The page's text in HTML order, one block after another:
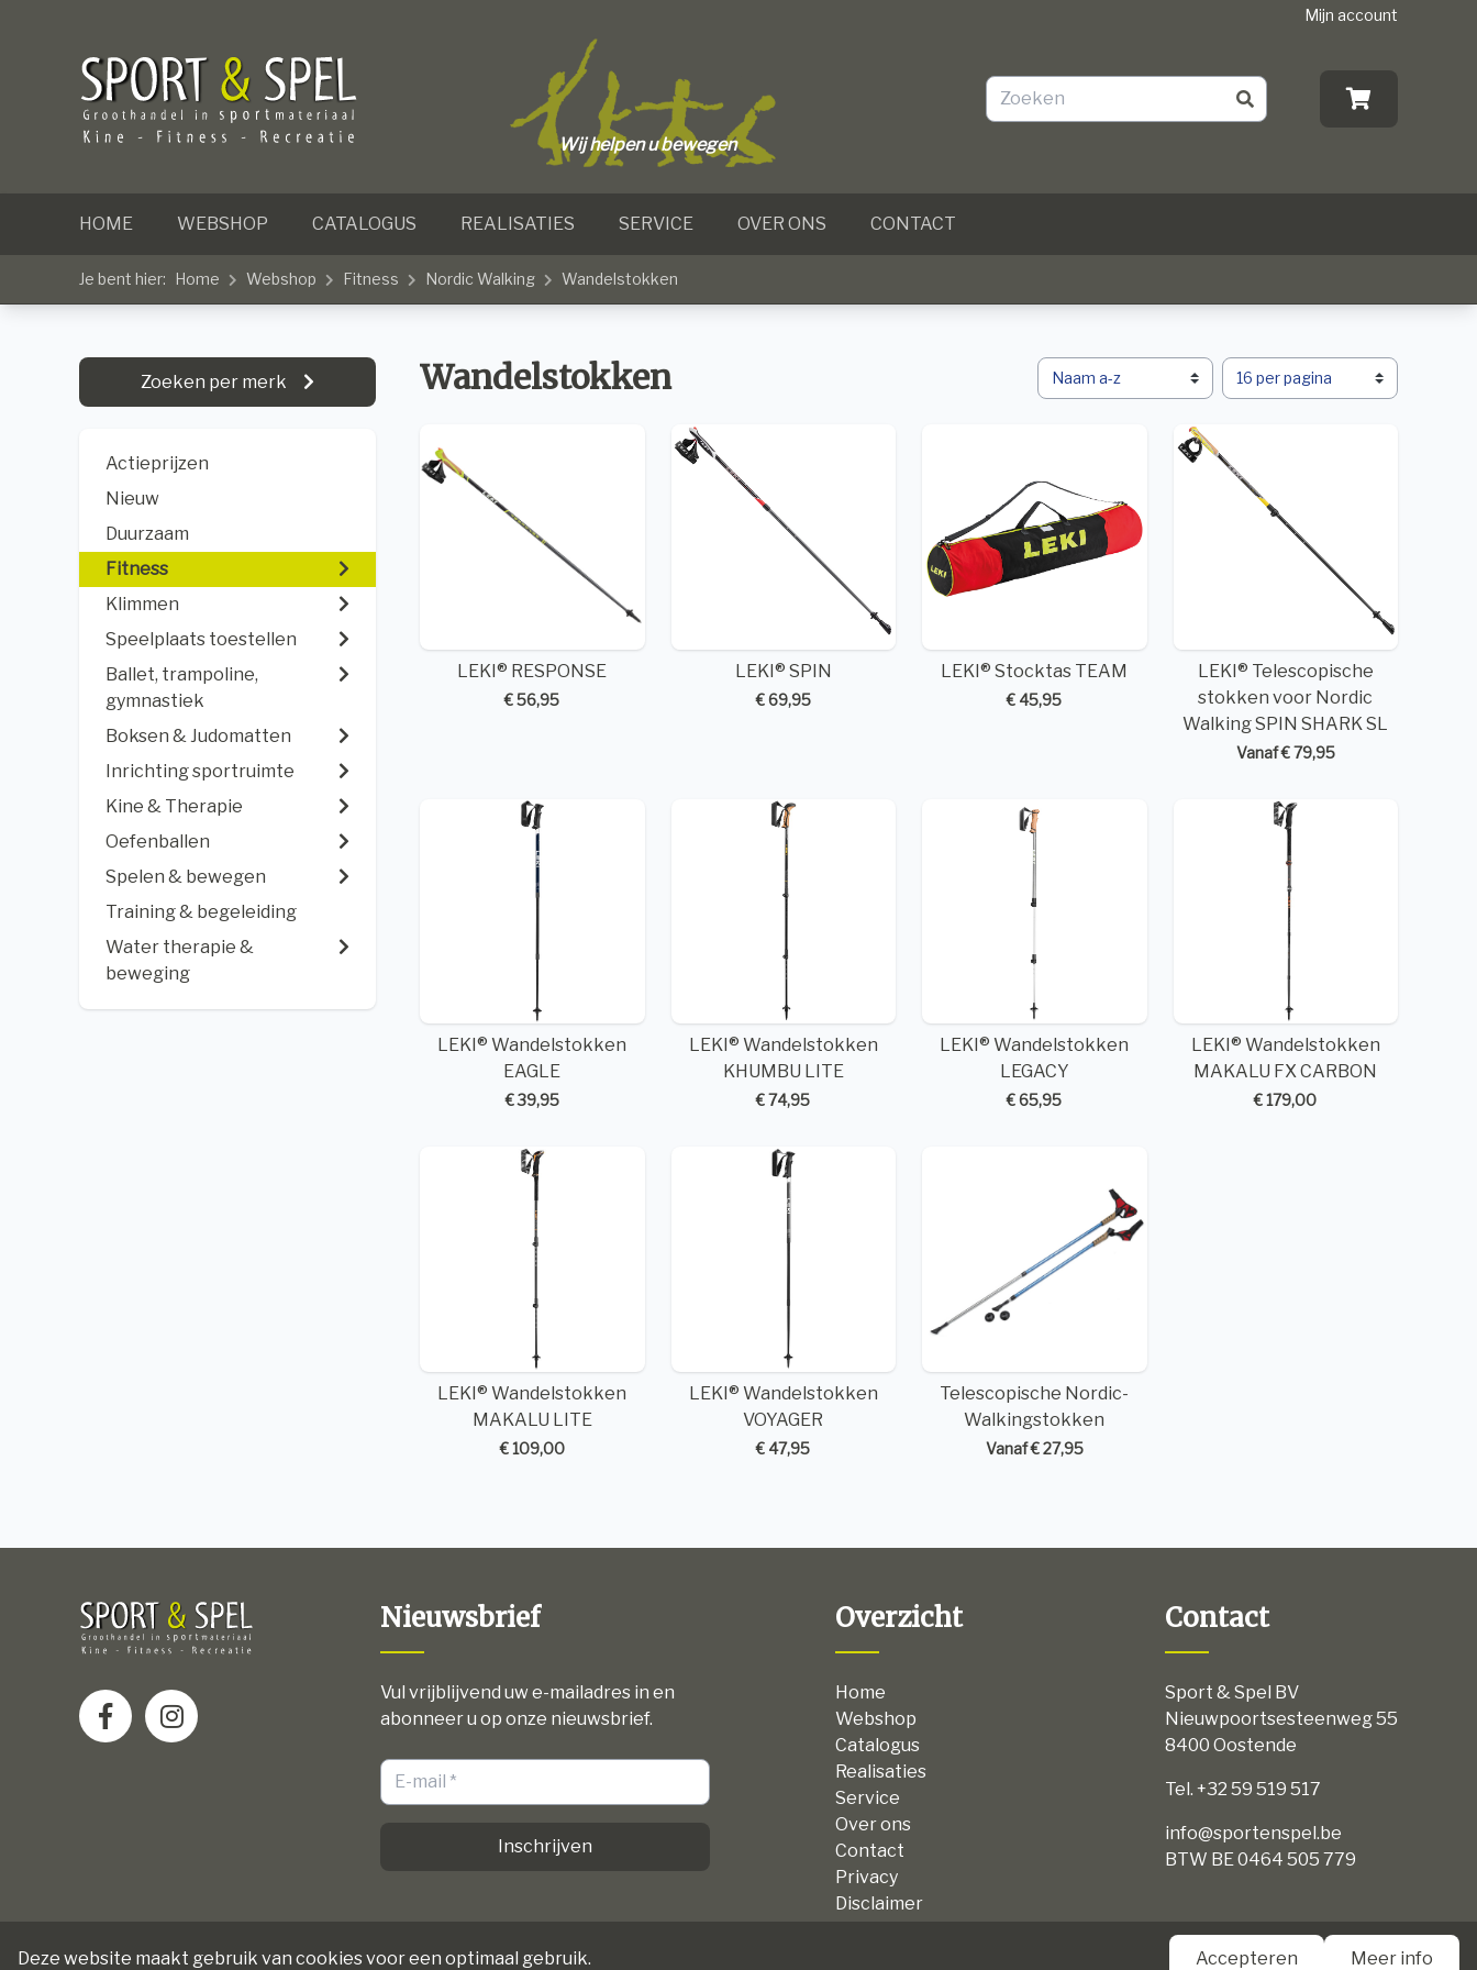
Mijn account
Wij helpen u bewegen
HOME WEBSHOP CATALOGUS REALISATIES SERVICE OVER ONS CONTACT
Je bent hier: Home Webshop Fitness Nordic Walking Wandelstokken
Zoeken per merk
Actieprijzen
Nieuw
Duurzaam
Fitness
Klimmen
Speelplaats toestellen
Ballet, trampoline,
gymnastiek
Boksen & Judomatten
Inrichting sportruimte
Kine & Therapie
Oefenballen
Spelen & bewegen
Training & begeleiding
Water therapie &
beweging
Wandelstokken
LEKI® RESPONSE
€ 56,95
LEKI® SPIN
€ 69,95
LEKI® Stocktas TEAM
€ 45,95
LEKI® Telescopische
stokken voor Nordic
Walking SPIN SHARK SL
Vanaf € 79,95
LEKI® Wandelstokken
EAGLE
€ 39,95
LEKI® Wandelstokken
KHUMBU LITE
€ 74,95
LEKI® Wandelstokken
LEGACY
€ 65,95
LEKI® Wandelstokken
MAKALU FX CARBON
€ 179,00
LEKI® Wandelstokken
MAKALU LITE
€ 109,00
LEKI® Wandelstokken
VOYAGER
€ 47,95
Telescopische Nordic-
Walkingstokken
Vanaf € 27,95
Nieuwsbrief
Vul vrijblijvend uw e-mailadres in en
abonneer u op onze nieuwsbrief.
Inschrijven
Overzicht
Home
Webshop
Catalogus
Realisaties
Service
Over ons
Contact
Privacy
Disclaimer
Contact
Sport & Spel BV
Nieuwpoortsesteenweg 55
8400 Oostende
Tel. +32 59 519 517
info@sportenspel.be
BTW BE 0464 505 779
Deze website maakt gebruik van cookies voor een optimaal gebruik. Accepteren Meer info